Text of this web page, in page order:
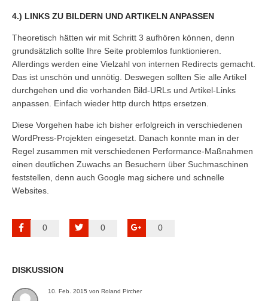
4.) LINKS ZU BILDERN UND ARTIKELN ANPASSEN
Theoretisch hätten wir mit Schritt 3 aufhören können, denn
grundsätzlich sollte Ihre Seite problemlos funktionieren.
Allerdings werden eine Vielzahl von internen Redirects gemacht.
Das ist unschön und unnötig. Deswegen sollten Sie alle Artikel
durchgehen und die vorhanden Bild-URLs und Artikel-Links
anpassen. Einfach wieder http durch https ersetzen.
Diese Vorgehen habe ich bisher erfolgreich in verschiedenen
WordPress-Projekten eingesetzt. Danach konnte man in der
Regel zusammen mit verschiedenen Performance-Maßnahmen
einen deutlichen Zuwachs an Besuchern über Suchmaschinen
feststellen, denn auch Google mag sichere und schnelle
Websites.
0 0 0
DISKUSSION
10. Feb. 2015 von Roland Pircher